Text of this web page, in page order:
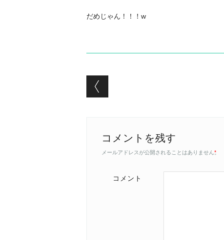
だめじゃん！！！w
Post navigation
コメントを残す
メールアドレスが公開されることはありません。
*
コメント